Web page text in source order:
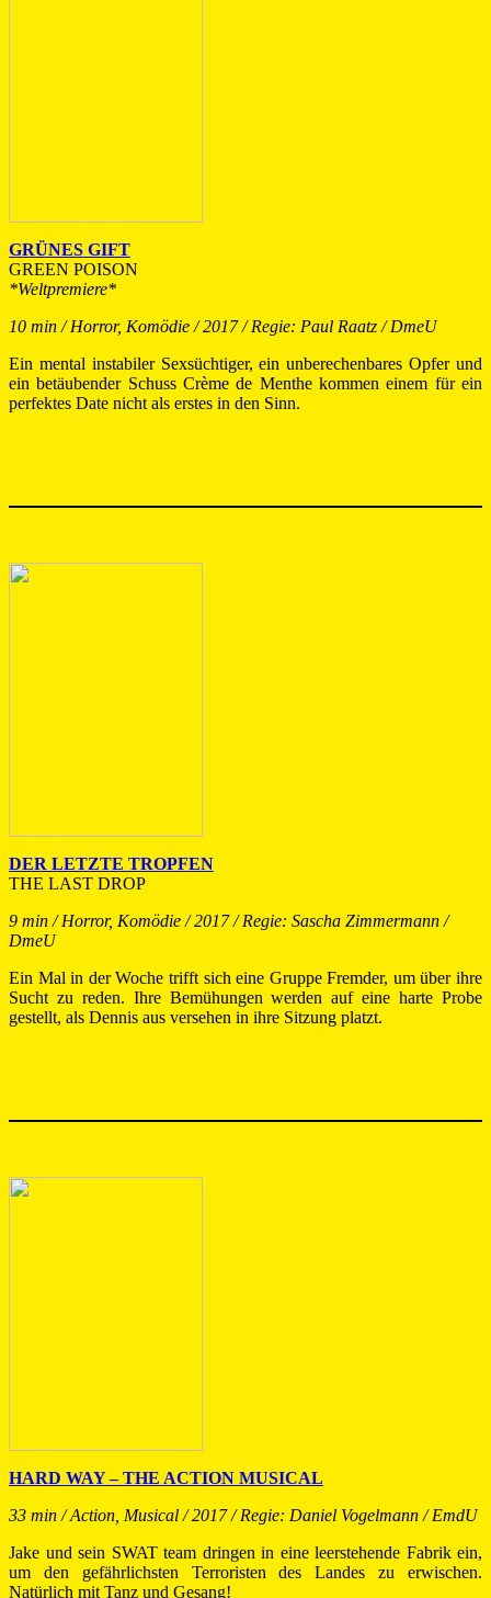
GRÜNES GIFT
GREEN POISON
*Weltpremiere*
10 min / Horror, Komödie / 2017 / Regie: Paul Raatz / DmeU
Ein mental instabiler Sexsüchtiger, ein unberechenbares Opfer und
ein betäubender Schuss Crème de Menthe kommen einem für ein
perfektes Date nicht als erstes in den Sinn.
DER LETZTE TROPFEN
THE LAST DROP
9 min / Horror, Komödie / 2017 / Regie: Sascha Zimmermann /
DmeU
Ein Mal in der Woche trifft sich eine Gruppe Fremder, um über ihre
Sucht zu reden. Ihre Bemühungen werden auf eine harte Probe
gestellt, als Dennis aus versehen in ihre Sitzung platzt.
HARD WAY – THE ACTION MUSICAL
33 min / Action, Musical / 2017 / Regie: Daniel Vogelmann / EmdU
Jake und sein SWAT team dringen in eine leerstehende Fabrik ein,
um den gefährlichsten Terroristen des Landes zu erwischen.
Natürlich mit Tanz und Gesang!